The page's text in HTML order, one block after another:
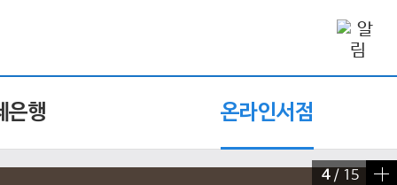
은행 온라인서점
4/ 15